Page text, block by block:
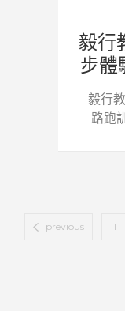
毅行
步體
毅行
路跑
previous 1